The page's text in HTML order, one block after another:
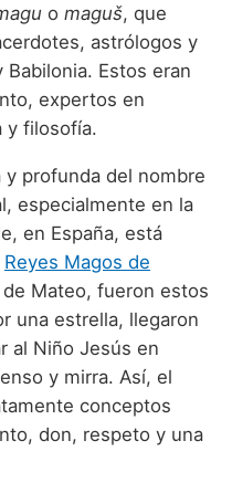
o maguš, que
astrólogos y
Estos eran
expertos en
y filosofía.
y profunda del nombre
especialmente en la
en España, está
Reyes Magos de
Mateo, fueron estos
una estrella, llegaron
al Niño Jesús en
y mirra. Así, el
conceptos
don, respeto y una